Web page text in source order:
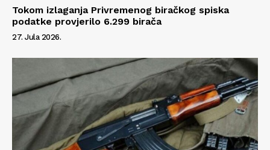
Info
Impressum
Tokom izlaganja Privremenog biračkog spiska
podatke provjerilo 6.299 birača
27. Jula 2026.